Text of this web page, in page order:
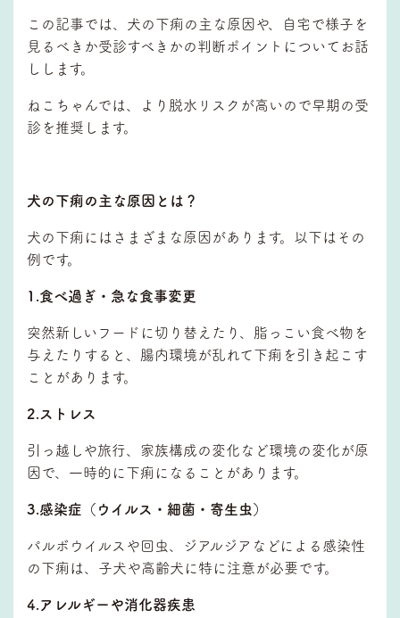
この記事では、犬の下痢の主な原因や、自宅で様子を
見るべきか受診すべきかの判断ポイントについてお話
しします。
ねこちゃんでは、より脱水リスクが高いので早期の受
診を推奨します。
犬の下痢の主な原因とは？
犬の下痢にはさまざまな原因があります。以下はその
例です。
1.食べ過ぎ・急な食事変更
突然新しいフードに切り替えたり、脂っこい食べ物を
与えたりすると、腸内環境が乱れて下痢を引き起こす
ことがあります。
2.ストレス
引っ越しや旅行、家族構成の変化など環境の変化が原
因で、一時的に下痢になることがあります。
3.感染症（ウイルス・細菌・寄生虫）
パルボウイルスや回虫、ジアルジアなどによる感染性
の下痢は、子犬や高齢犬に特に注意が必要です。
4.アレルギーや消化器疾患